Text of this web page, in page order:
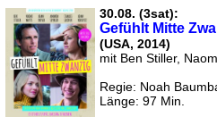
30.08. (3sat):
Gefühlt Mitte
(USA, 2014)
mit Ben Stiller,
Regie: Noah
Länge: 97 Min.